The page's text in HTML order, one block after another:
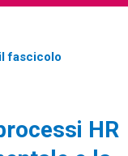
fascicolo
HR